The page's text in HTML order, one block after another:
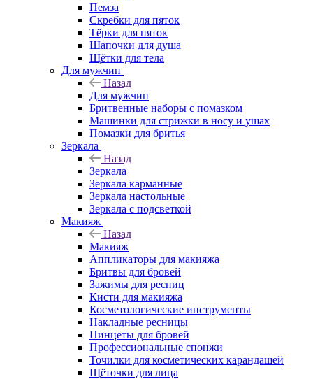
Пемза
Скребки для пяток
Тёрки для пяток
Шапочки для душа
Щётки для тела
Для мужчин
Назад
Для мужчин
Бритвенные наборы с помазком
Машинки для стрижки в носу и ушах
Помазки для бритья
Зеркала
Назад
Зеркала
Зеркала карманные
Зеркала настольные
Зеркала с подсветкой
Макияж
Назад
Макияж
Аппликаторы для макияжа
Бритвы для бровей
Зажимы для ресниц
Кисти для макияжа
Косметологические инструменты
Накладные ресницы
Пинцеты для бровей
Профессиональные спонжи
Точилки для косметических карандашей
Щёточки для лица